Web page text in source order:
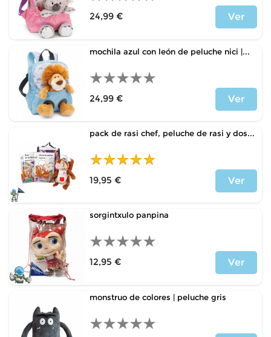
24,99 €
Ver
mochila azul con león de peluche nici |...
24,99 €
Ver
pack de rasi chef, peluche de rasi y dos...
19,95 €
Ver
sorgintxulo panpina
12,95 €
Ver
monstruo de colores | peluche gris